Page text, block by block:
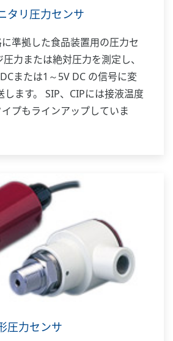
タリ圧力センサ
準拠した食品装置用の圧力セ
力または絶対圧力を測定し、
または1～5V DC の信号に変
ます。 SIP、CIPには接液温度
プもラインアップしていま
圧力センサ